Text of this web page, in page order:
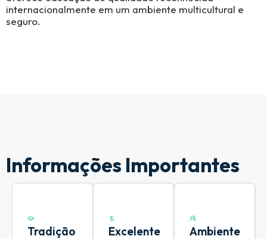
internacionalmente em um ambiente multicultural e
seguro.
Informações Importantes
Tradição
Excelente
Ambiente